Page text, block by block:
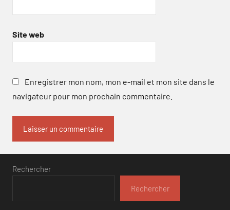
Site web
Enregistrer mon nom, mon e-mail et mon site dans le
navigateur pour mon prochain commentaire.
Rechercher
Rechercher